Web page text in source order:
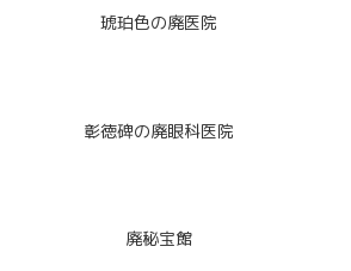
琥珀色の廃医院
彰徳碑の廃眼科医院
廃秘宝館